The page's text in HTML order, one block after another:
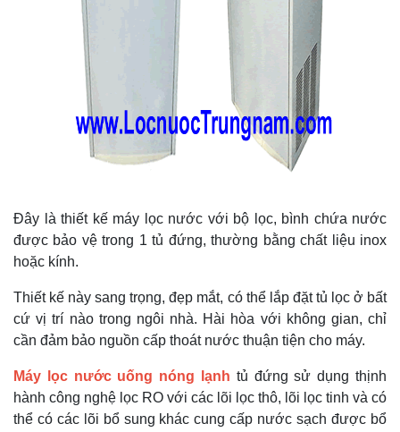
Đây là thiết kế máy lọc nước với bộ lọc, bình chứa nước
được bảo vệ trong 1 tủ đứng, thường bằng chất liệu inox
hoặc kính.
Thiết kế này sang trọng, đẹp mắt, có thể lắp đặt tủ lọc ở bất
cứ vị trí nào trong ngôi nhà. Hài hòa với không gian, chỉ
cần đảm bảo nguồn cấp thoát nước thuận tiện cho máy.
Máy lọc nước uống nóng lạnh tủ đứng sử dụng thịnh
hành công nghệ lọc RO với các lõi lọc thô, lõi lọc tinh và có
thể có các lõi bổ sung khác cung cấp nước sạch được bổ